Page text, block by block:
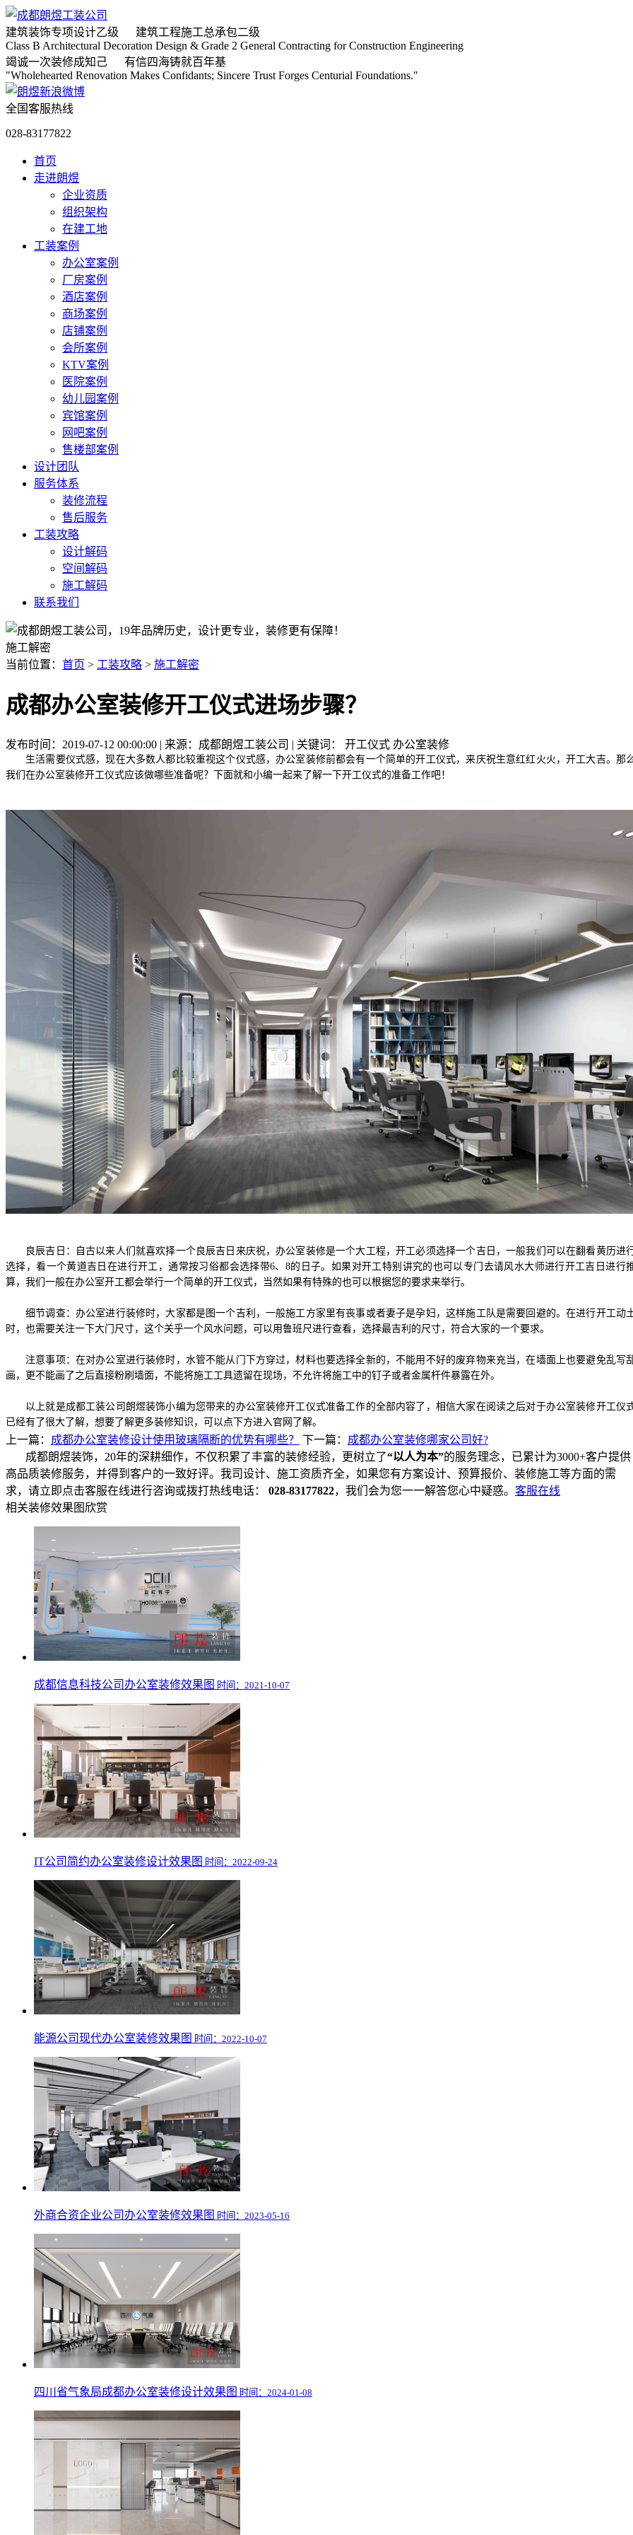
建筑装饰专项设计乙级 建筑工程施工总承包二级
Class B Architectural Decoration Design & Grade 2 General Contracting for Construction Engineering
竭诚一次装修成知己 有信四海铸就百年基
"Wholehearted Renovation Makes Confidants; Sincere Trust Forges Centurial Foundations."
全国客服热线
028-83177822
首页
走进朗煜
企业资质
组织架构
在建工地
工装案例
办公室案例
厂房案例
酒店案例
商场案例
店铺案例
会所案例
KTV案例
医院案例
幼儿园案例
宾馆案例
网吧案例
售楼部案例
设计团队
服务体系
装修流程
售后服务
工装攻略
设计解码
空间解码
施工解码
联系我们
施工解密
当前位置： 首页 > 工装攻略 > 施工解密
成都办公室装修开工仪式进场步骤？
发布时间：2019-07-12 00:00:00 | 来源：成都朗煜工装公司 | 关键词： 开工仪式 办公室装修
生活需要仪式感，现在大多数人都比较重视这个仪式感，办公室装修前都会有一个简单的开工仪式，来庆祝生意红红火火，开工大吉。那
我们在办公室装修开工仪式应该做哪些准备呢？下面就和小编一起来了解一下开工仪式的准备工作吧！
良辰吉日：自古以来人们就喜欢择一个良辰吉日来庆祝，办公室装修是一个大工程，开工必须选择一个吉日，一般我们可以在翻看黄历进
选择，看一个黄道吉日在进行开工，通常按习俗都会选择带6、 8的日子。如果对开工特别讲究的也可以专门去请风水大师进行开工吉日进行
算，我们一般在办公室开工都会举行一个简单的开工仪式，当然如果有特殊的也可以根据您的要求来举行。
细节调查：办公室进行装修时，大家都是图一个吉利，一般施工方家里有丧事或者妻子是孕妇，这样施工队是需要回避的。在进行开工动
时，也需要关注一下大门尺寸，这个关乎一个风水问题，可以用鲁班尺进行查看，选择最吉利的尺寸，符合大家的一个要求。
注意事项：在对办公室进行装修时，水管不能从门下方穿过，材料也要选择全新的，不能用不好的废弃物来充当，在墙面上也要避免乱写
画，更不能画了之后直接粉刷墙面，不能将施工工具遗留在现场，不允许将施工中的钉子或者金属杆件暴露在外。
以上就是成都工装公司朗煜装饰小编为您带来的办公室装修开工仪式准备工作的全部内容了，相信大家在阅读之后对于办公室装修开工仪
已经有了很大了解，想要了解更多装修知识，可以点下方进入官网了解。
上一篇： 成都办公室装修设计使用玻璃隔断的优势有哪些？ 下一篇： 成都办公室装修哪家公司好?
成都朗煜装饰，20年的深耕细作，不仅积累了丰富的装修经验，更树立了“以人为本”的服务理念，已累计为3000+客户提供
高品质装修服务，并得到客户的一致好评。我司设计、施工资质齐全，如果您有方案设计、预算报价、装修施工等方面的需
求，请立即点击客服在线进行咨询或拨打热线电话：
028-83177822，我们会为您一一解答您心中疑惑。 客服在线
相关装修效果图欣赏
成都信息科技公司办公室装修效果图 时间：2021-10-07
IT公司简约办公室装修设计效果图 时间：2022-09-24
能源公司现代办公室装修效果图 时间：2022-10-07
外商合资企业公司办公室装修效果图 时间：2023-05-16
四川省气象局成都办公室装修设计效果图 时间：2024-01-08